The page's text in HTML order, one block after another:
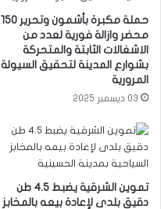
حملة مكبرة بأشمون وتحرير ١٥٠
محضر وازالة فورية لعدد من
الاشغالات الثابتة والمتحركة
بشوارع المدينة لتحقيق السيولة
المرورية
03 ديسمبر 2025
تموين الشرقية يضبط ٤.٥ طن
دقيق بلدى لإعادة بيعه بالمخابز